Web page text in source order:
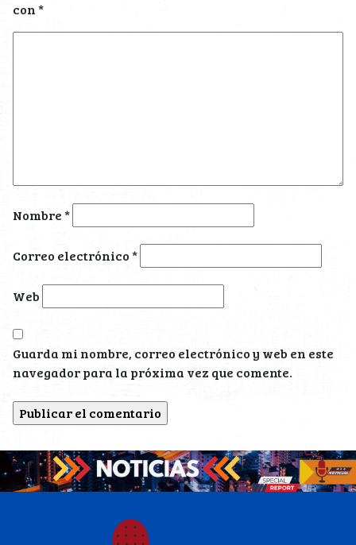
con*
Nombre*
Correo electrónico*
Web
Guarda mi nombre, correo electrónico y web en este
navegador para la próxima vez que comente.